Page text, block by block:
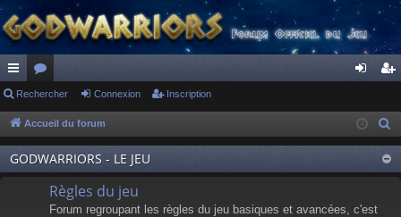
ac
co
ur
ci
or
u
m
s
ne
xi
on
cri
pti
on
Rechercher Connexion Inscription
Accueil du forum
GODWARRIORS - LE JEU
Règles du jeu
Forum regroupant les règles du jeu basiques et avancées, c'est